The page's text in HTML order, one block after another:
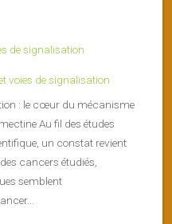
voies de signalisation
: le cœur du mécanisme
Au fil des études
un constat revient
cancers étudiés,
semblent